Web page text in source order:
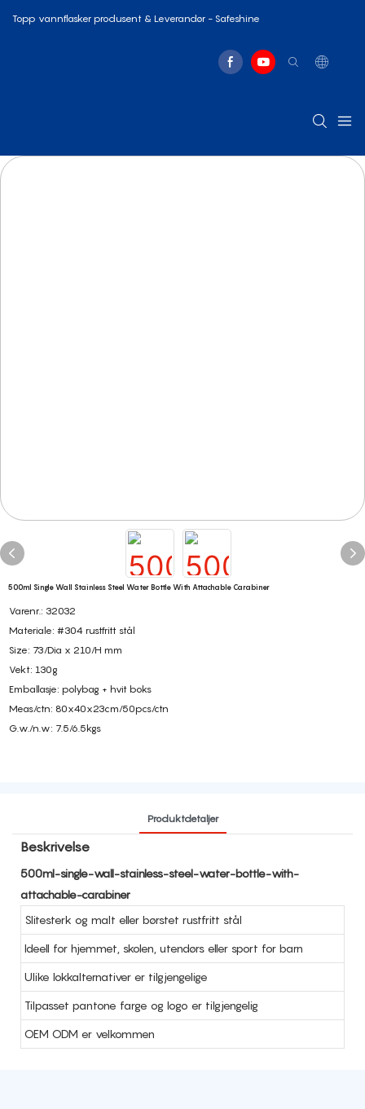
Topp vannflasker produsent & Leverandør - Safeshine
500ml Single Wall Stainless Steel Water Bottle With Attachable Carabiner
Varenr.: 32032
Materiale: #304 rustfritt stål
Size: 73/Dia x 210/H mm
Vekt: 130g
Emballasje: polybag + hvit boks
Meas/ctn: 80x40x23cm/50pcs/ctn
G.w./n.w: 7.5/6.5kgs
Produktdetaljer
Beskrivelse
500ml-single-wall-stainless-steel-water-bottle-with-
attachable-carabiner
Slitesterk og malt eller børstet rustfritt stål
Ideell for hjemmet, skolen, utendørs eller sport for barn
Ulike lokkalternativer er tilgjengelige
Tilpasset pantone farge og logo er tilgjengelig
OEM ODM er velkommen